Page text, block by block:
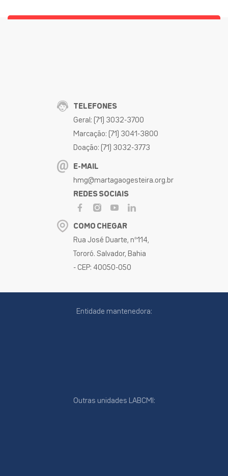
TELEFONES
Geral: (71) 3032-3700
Marcação: (71) 3041-3800
Doação: (71) 3032-3773
E-MAIL
hmg@martagaogesteira.org.br
REDES SOCIAIS
COMO CHEGAR
Rua José Duarte, nº114,
Tororó. Salvador, Bahia
- CEP: 40050-050
Entidade mantenedora:
Outras unidades LABCMI: